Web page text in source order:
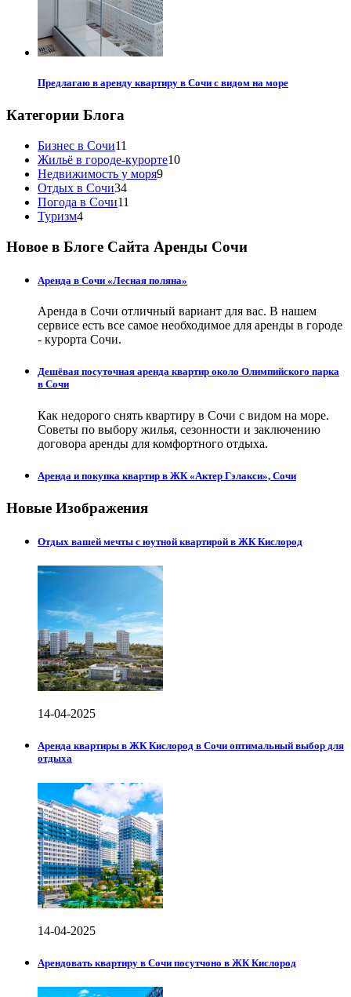
Предлагаю в аренду квартиру в Сочи с видом на море
Категории Блога
Бизнес в Сочи11
Жильё в городе-курорте10
Недвижимость у моря9
Отдых в Сочи34
Погода в Сочи11
Туризм4
Новое в Блоге Сайта Аренды Сочи
Аренда в Сочи «Лесная поляна»
Аренда в Сочи отличный вариант для вас. В нашем
сервисе есть все самое необходимое для аренды в городе
- курорта Сочи.
Дешёвая посуточная аренда квартир около Олимпийского парка
в Сочи
Как недорого снять квартиру в Сочи с видом на море.
Советы по выбору жилья, сезонности и заключению
договора аренды для комфортного отдыха.
Аренда и покупка квартир в ЖК «Актер Гэлакси», Сочи
Новые Изображения
Отдых вашей мечты с юутной квартирой в ЖК Кислород
14-04-2025
Аренда квартиры в ЖК Кислород в Сочи оптимальный выбор для
отдыха
14-04-2025
Арендовать квартиру в Сочи посутчоно в ЖК Кислород